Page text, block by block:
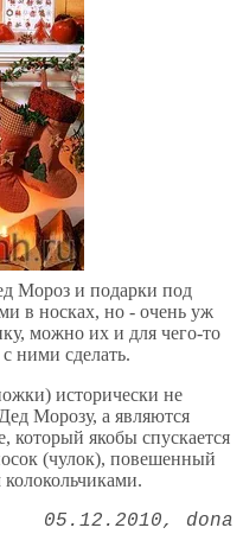
Мороз и подарки под
в носках, но - очень уж
можно их и для чего-то
ними сделать.
исторически не
Морозу, а являются
который якобы спускается
(чулок), повешенный
05.12.2010 dona